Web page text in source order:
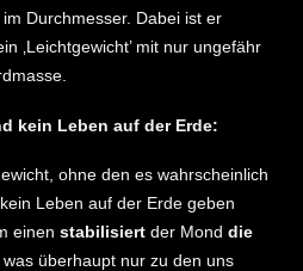
Durchmesser. Dabei ist er
‚Leichtgewicht’ mit nur ungefähr
kein Leben auf der Erde:
ohne den es wahrscheinlich
Leben auf der Erde geben
einen stabilisiertder Mond die
was überhaupt nur zu den uns